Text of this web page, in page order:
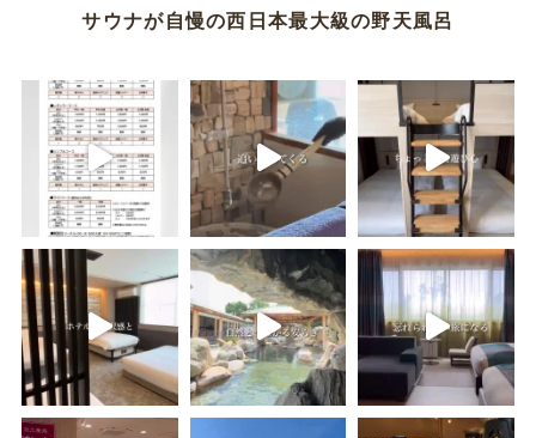
サウナが自慢の西日本最大級の野天風呂